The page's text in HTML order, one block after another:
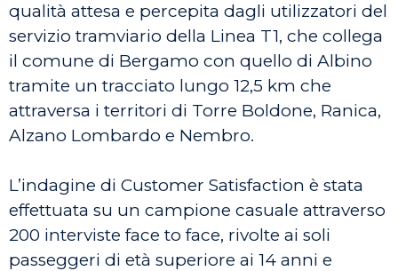
qualità attesa e percepita dagli utilizzatori del
servizio tramviario della Linea T1, che collega
il comune di Bergamo con quello di Albino
tramite un tracciato lungo 12,5 km che
attraversa i territori di Torre Boldone, Ranica,
Alzano Lombardo e Nembro.
L’indagine di Customer Satisfaction è stata
effettuata su un campione casuale attraverso
200 interviste face to face, rivolte ai soli
passeggeri di età superiore ai 14 anni e